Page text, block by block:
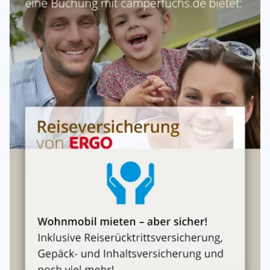
50,- €.
Die Fahrzeuge müssen grundsätzlich mit entleertem WC-
und Abwassertank zurückgegeben werden, ansonsten
müssen wir Dir für die Entleerung des WCs 150,- €
berechnen.
Bei Zahlungen akzeptieren wir ausschließlich Bargeld
oder Banküberweisung im Voraus.
Im jeweiligen Mietpreis enthalten sind eine Haftpflicht-,
Teil- und Vollkaskoversicherung.
Wir weisen Dich/Euch vor Fahrtantritt selbstverständlich
ausführlich in die Handhabung des Fahrzeugs ein und
erklären Dir/Euch ausführlich die Innenausstattung, alle
Funktionen und vieles Weitere. Die Einweisung ist erst zu
Ende, wenn keine Fragen mehr offenstehen. Wenn Du/Ihr
hast/habt, solltet Du/Ihr ca. 1-2 Stunden dafür einplanen.
Eine Übergabe- bzw. Servicepauschale wird nicht erhoben.
Die Mindestmietzeit beträgt in allen Kategorien 7 Tage.
Alle Fahrzeuge können mit dem Führerschein der Klasse B